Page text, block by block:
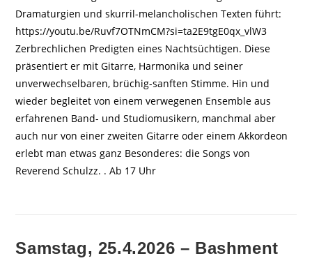
Dramaturgien und skurril-melancholischen Texten führt:
https://youtu.be/Ruvf7OTNmCM?si=ta2E9tgE0qx_vlW3
Zerbrechlichen Predigten eines Nachtsüchtigen. Diese
präsentiert er mit Gitarre, Harmonika und seiner
unverwechselbaren, brüchig-sanften Stimme. Hin und
wieder begleitet von einem verwegenen Ensemble aus
erfahrenen Band- und Studiomusikern, manchmal aber
auch nur von einer zweiten Gitarre oder einem Akkordeon
erlebt man etwas ganz Besonderes: die Songs von
Reverend Schulzz. . Ab 17 Uhr
Samstag, 25.4.2026 – Bashment